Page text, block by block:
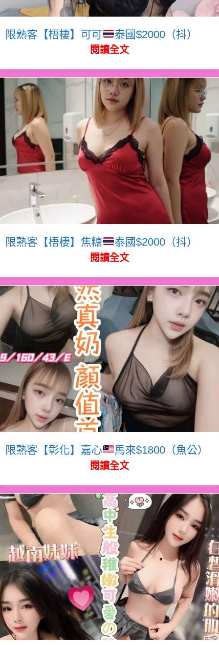
限熟客【梧棲】可可 泰國$2000（抖）
閱讀全文
限熟客【梧棲】焦糖 泰國$2000（抖）
閱讀全文
限熟客【彰化】嘉心 馬來$1800（魚公）
閱讀全文